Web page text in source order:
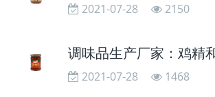
2021-07-28 2150
2021-07-28 1468